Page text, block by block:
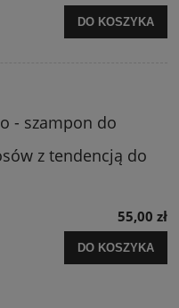
DO KOSZYKA
- szampon do
z tendencją do
55,00 zł
DO KOSZYKA